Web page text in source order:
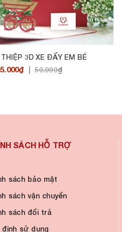
3D XE ĐẨY EM BÉ
50.000₫
SÁCH HỖ TRỢ
sách bảo mật
sách vận chuyển
sách đổi trả
định sử dụng